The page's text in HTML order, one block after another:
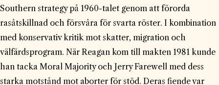
Southern strategy på 1960-talet genom att förorda
rasåtskillnad och försvåra för svarta röster. I kombination
med konservativ kritik mot skatter, migration och
välfärdsprogram. När Reagan kom till makten 1981 kunde
han tacka Moral Majority och Jerry Farewell med dess
starka motstånd mot aborter för stöd. Deras fiende var